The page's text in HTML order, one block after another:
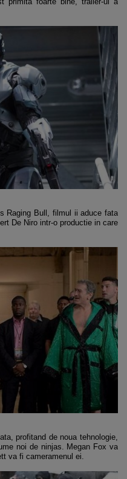
Raging Bull, filmul ii aduce fata
De Niro intr-o productie in care
profitand de noua tehnologie,
noi de ninjas. Megan Fox va
va fi cameramenul ei.